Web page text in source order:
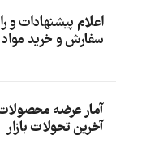
اعلام پیشنهادات
سفارش و خرید مواد
آمار عرضه
آخرین تحولات بازار